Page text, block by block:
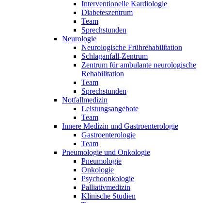
Interventionelle Kardiologie
Diabeteszentrum
Team
Sprechstunden
Neurologie
Neurologische Frührehabilitation
Schlaganfall-Zentrum
Zentrum für ambulante neurologische
Rehabilitation
Team
Sprechstunden
Notfallmedizin
Leistungsangebote
Team
Innere Medizin und Gastroenterologie
Gastroenterologie
Team
Pneumologie und Onkologie
Pneumologie
Onkologie
Psychoonkologie
Palliativmedizin
Klinische Studien